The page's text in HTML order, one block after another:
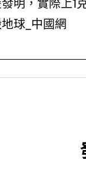
明，實際上1
球_中國網